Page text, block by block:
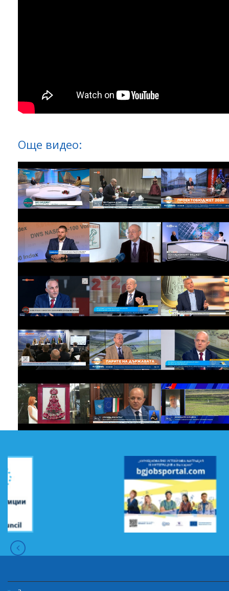
Още видео: